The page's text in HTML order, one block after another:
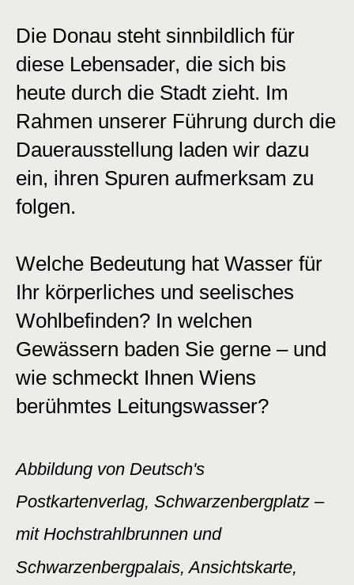
Die Donau steht sinnbildlich für
diese Lebensader, die sich bis
heute durch die Stadt zieht. Im
Rahmen unserer Führung durch die
Dauerausstellung laden wir dazu
ein, ihren Spuren aufmerksam zu
folgen.
Welche Bedeutung hat Wasser für
Ihr körperliches und seelisches
Wohlbefinden? In welchen
Gewässern baden Sie gerne – und
wie schmeckt Ihnen Wiens
berühmtes Leitungswasser?
Abbildung von Deutsch's
Postkartenverlag, Schwarzenbergplatz –
mit Hochstrahlbrunnen und
Schwarzenbergpalais, Ansichtskarte,